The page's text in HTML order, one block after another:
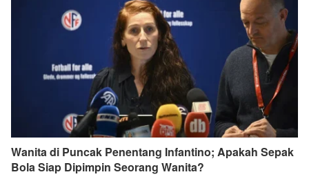
Wanita di Puncak Penentang Infantino; Apakah Sepak
Bola Siap Dipimpin Seorang Wanita?